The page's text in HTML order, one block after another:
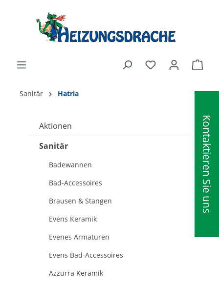
Kontaktieren Sie uns
Sanitär Hatria
Aktionen
Sanitär
Badewannen
Bad-Accessoires
Brausen & Stangen
Evens Keramik
Evenes Armaturen
Evens Bad-Accessoires
Azzurra Keramik